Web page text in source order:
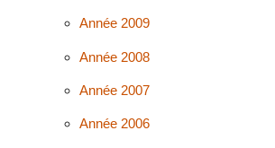
Année 2009
Année 2008
Année 2007
Année 2006